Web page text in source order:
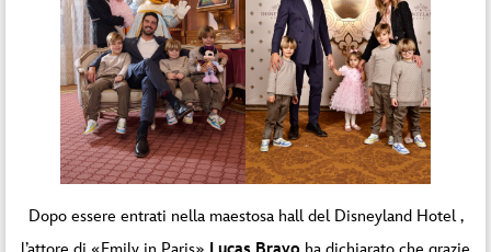
Dopo essere entrati nella maestosa hall del Disneyland Hotel ,